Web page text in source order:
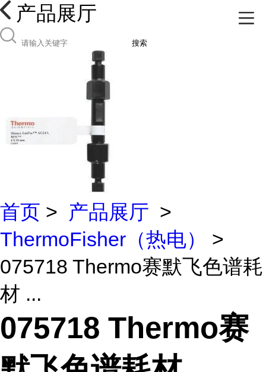
产品展厅
搜索
首页 > 产品展厅 >
ThermoFisher（热电）
>
075718 Thermo赛默飞色谱耗
材 ...
075718 Thermo赛